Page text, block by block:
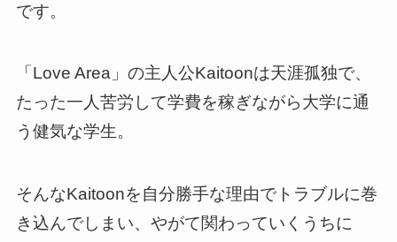
です。
「Love Area」の主人公Kaitoonは天涯孤独で、
たった一人苦労して学費を稼ぎながら大学に通
う健気な学生。
そんなKaitoonを自分勝手な理由でトラブルに巻
き込んでしまい、やがて関わっていくうちに